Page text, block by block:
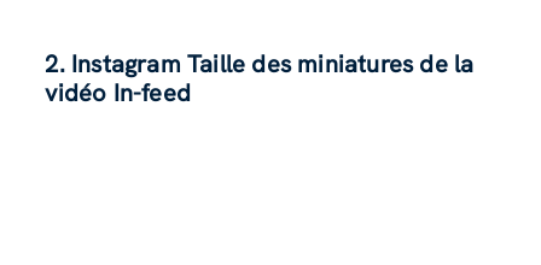
2. Instagram Taille des miniatures de la
vidéo In-feed